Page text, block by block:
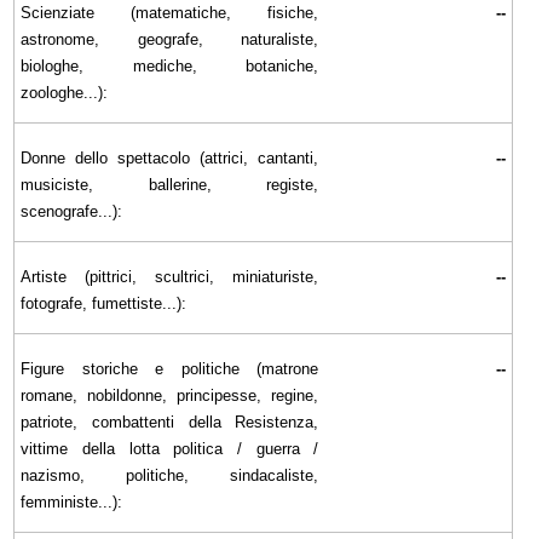
Scienziate (matematiche, fisiche,
astronome, geografe, naturaliste,
biologhe, mediche, botaniche,
zoologhe...):
--
Donne dello spettacolo (attrici, cantanti,
musiciste, ballerine, registe,
scenografe...):
--
Artiste (pittrici, scultrici, miniaturiste,
fotografe, fumettiste...):
--
Figure storiche e politiche (matrone
romane, nobildonne, principesse, regine,
patriote, combattenti della Resistenza,
vittime della lotta politica / guerra /
nazismo, politiche, sindacaliste,
femministe...):
--